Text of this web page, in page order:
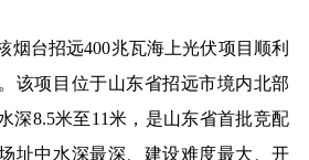
台招远400兆瓦海上光伏项目顺利
该项目位于山东省招远市境内北部
深8.5米至11米，是山东省首批竞配
址中水深最深、建设难度最大、开